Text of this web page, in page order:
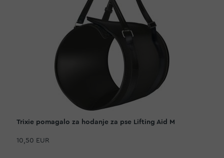
Trixie pomagalo za hodanje za pse Lifting Aid M
10,50 EUR